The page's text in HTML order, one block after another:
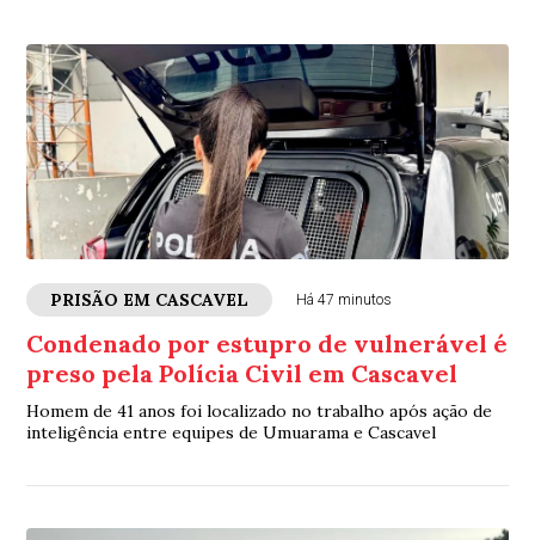
PRISÃO EM CASCAVEL Há 47 minutos
Condenado por estupro de vulnerável é
preso pela Polícia Civil em Cascavel
Homem de 41 anos foi localizado no trabalho após ação de
inteligência entre equipes de Umuarama e Cascavel